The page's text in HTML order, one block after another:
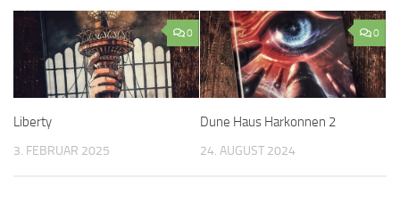
0
Liberty
3. FEBRUAR 2025
0
Dune Haus Harkonnen 2
24. AUGUST 2024